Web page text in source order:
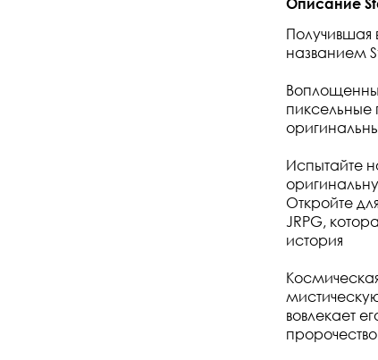
Получившая
названием
пиксельные
Испытайте
Откройте
JRPG,
история
вовлекает